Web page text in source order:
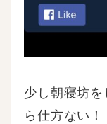
少し朝寝坊
ら仕方ない！